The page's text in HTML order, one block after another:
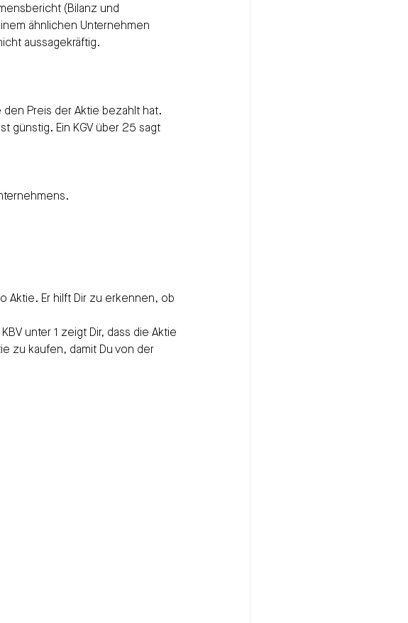
(Bilanz und
ähnlichen Unternehmen
aussagekräftig.
Preis der Aktie bezahlt hat.
ist günstig. Ein KGV über 25 sagt
Aktie. Er hilft Dir zu erkennen, ob
unter 1 zeigt Dir, dass die Aktie
zu kaufen, damit Du von der